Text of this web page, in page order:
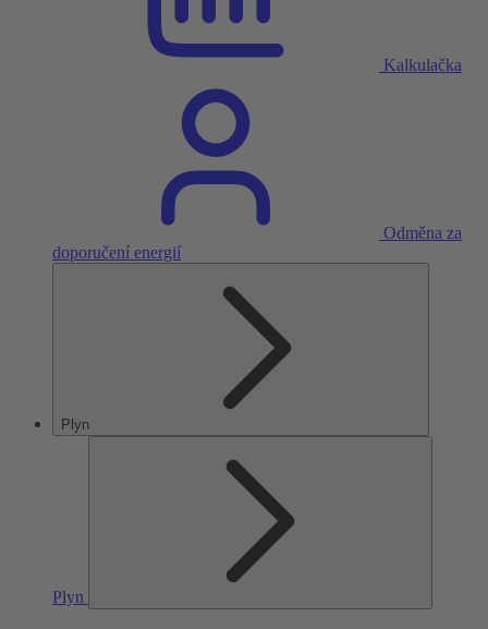
Kalkulačka
Odměna za
doporučení energií
Plyn
Plyn